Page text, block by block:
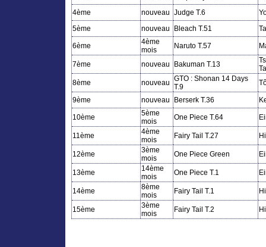
4ème nouveau Judge T.6
5ème
nouveau Bleach T.51
6ème
4ème
mois
Naruto T.57
7ème nouveau Bakuman T.13
8ème
nouveau GTO : Shonan 14 Days
T.9
9ème nouveau Berserk T.36
10ème
5ème
mois
One Piece T.64
11ème
4ème
mois
Fairy Tail T.27
12ème
3ème
mois
One Piece Green
13ème
14ème
mois
One Piece T.1
14ème
8ème
mois
Fairy Tail T.1
15ème
3ème
mois
Fairy Tail T.2